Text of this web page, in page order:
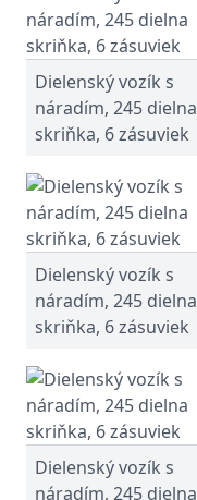
Dielenský vozík s
náradím, 245 dielna
skriňka, 6 zásuviek
Dielenský vozík s
náradím, 245 dielna
skriňka, 6 zásuviek
Dielenský vozík s
náradím, 245 dielna